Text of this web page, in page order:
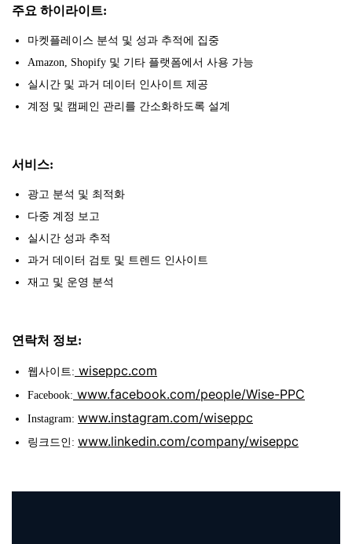
주요 하이라이트:
마켓플레이스 분석 및 성과 추적에 집중
Amazon, Shopify 및 기타 플랫폼에서 사용 가능
실시간 및 과거 데이터 인사이트 제공
계정 및 캠페인 관리를 간소화하도록 설계
서비스:
광고 분석 및 최적화
다중 계정 보고
실시간 성과 추적
과거 데이터 검토 및 트렌드 인사이트
재고 및 운영 분석
연락처 정보:
웹사이트: wiseppc.com
Facebook: www.facebook.com/people/Wise-PPC
Instagram: www.instagram.com/wiseppc
링크드인: www.linkedin.com/company/wiseppc